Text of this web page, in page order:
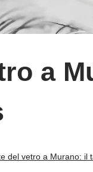
a
del vetro a Murano: il